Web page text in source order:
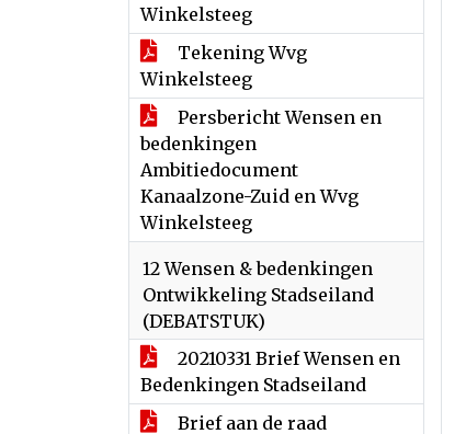
Winkelsteeg
Tekening Wvg
Winkelsteeg
Persbericht Wensen en
bedenkingen
Ambitiedocument
Kanaalzone-Zuid en Wvg
Winkelsteeg
12 Wensen & bedenkingen
Ontwikkeling Stadseiland
(DEBATSTUK)
20210331 Brief Wensen en
Bedenkingen Stadseiland
Brief aan de raad